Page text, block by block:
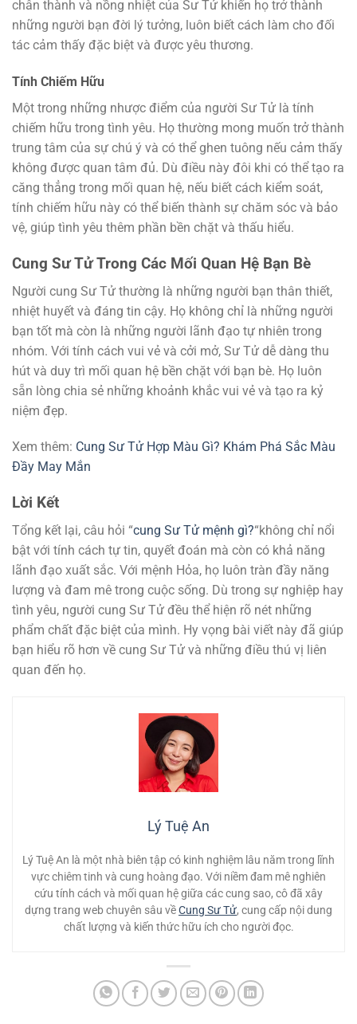
chân thành và nồng nhiệt của Sư Tử khiến họ trở thành
những người bạn đời lý tưởng, luôn biết cách làm cho đối
tác cảm thấy đặc biệt và được yêu thương.
Tính Chiếm Hữu
Một trong những nhược điểm của người Sư Tử là tính
chiếm hữu trong tình yêu. Họ thường mong muốn trở thành
trung tâm của sự chú ý và có thể ghen tuông nếu cảm thấy
không được quan tâm đủ. Dù điều này đôi khi có thể tạo ra
căng thẳng trong mối quan hệ, nếu biết cách kiểm soát,
tính chiếm hữu này có thể biến thành sự chăm sóc và bảo
vệ, giúp tình yêu thêm phần bền chặt và thấu hiểu.
Cung Sư Tử Trong Các Mối Quan Hệ Bạn Bè
Người cung Sư Tử thường là những người bạn thân thiết,
nhiệt huyết và đáng tin cậy. Họ không chỉ là những người
bạn tốt mà còn là những người lãnh đạo tự nhiên trong
nhóm. Với tính cách vui vẻ và cởi mở, Sư Tử dễ dàng thu
hút và duy trì mối quan hệ bền chặt với bạn bè. Họ luôn
sẵn lòng chia sẻ những khoảnh khắc vui vẻ và tạo ra kỷ
niệm đẹp.
Xem thêm: Cung Sư Tử Hợp Màu Gì? Khám Phá Sắc Màu
Đầy May Mắn
Lời Kết
Tổng kết lại, câu hỏi “cung Sư Tử mệnh gì?“không chỉ nổi
bật với tính cách tự tin, quyết đoán mà còn có khả năng
lãnh đạo xuất sắc. Với mệnh Hỏa, họ luôn tràn đầy năng
lượng và đam mê trong cuộc sống. Dù trong sự nghiệp hay
tình yêu, người cung Sư Tử đều thể hiện rõ nét những
phẩm chất đặc biệt của mình. Hy vọng bài viết này đã giúp
bạn hiểu rõ hơn về cung Sư Tử và những điều thú vị liên
quan đến họ.
Lý Tuệ An
Lý Tuệ An là một nhà biên tập có kinh nghiệm lâu năm trong lĩnh
vực chiêm tinh và cung hoàng đạo. Với niềm đam mê nghiên
cứu tính cách và mối quan hệ giữa các cung sao, cô đã xây
dựng trang web chuyên sâu vềCung Sư Tử, cung cấp nội dung
chất lượng và kiến thức hữu ích cho người đọc.